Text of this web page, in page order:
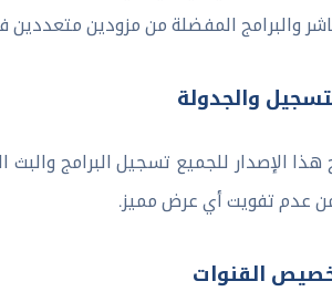
والبرامج المفضلة من مزودين
والجدولة
هذا الإصدار للجميع تسجيل البرامج
عدم تفويت أي عرض مميز.
القنوات